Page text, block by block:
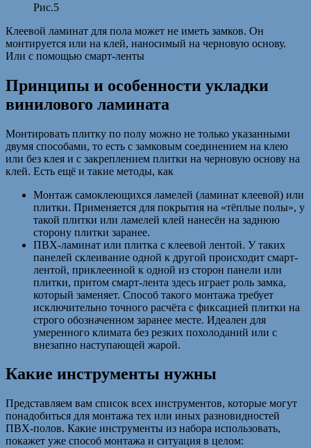
Рис.5
Клеевой ламинат для пола может не иметь замков. Он
монтируется или на клей, наносимый на черновую основу.
Или с помощью смарт-ленты
Принципы и особенности укладки
винилового ламината
Монтировать плитку по полу можно не только указанными
двумя способами, то есть с замковым соединением на клею
или без клея и с закреплением плитки на черновую основу на
клей. Есть ещё и такие методы, как
Монтаж самоклеющихся ламелей (ламинат клеевой) или
плитки. Применяется для покрытия на «тёплые полы», у
такой плитки или ламелей клей нанесён на заднюю
сторону плитки заранее.
ПВХ-ламинат или плитка с клеевой лентой. У таких
панелей склеивание одной к другой происходит смарт-
лентой, приклеенной к одной из сторон панели или
плитки, притом смарт-лента здесь играет роль замка,
который заменяет. Способ такого монтажа требует
исключительно точного расчёта с фиксацией плитки на
строго обозначенном заранее месте. Идеален для
умеренного климата без резких похолоданий или с
внезапно наступающей жарой.
Какие инструменты нужны
Представляем вам список всех инструментов, которые могут
понадобиться для монтажа тех или иных разновидностей
ПВХ-полов. Какие инструменты из набора использовать,
покажет уже способ монтажа и ситуация в целом: